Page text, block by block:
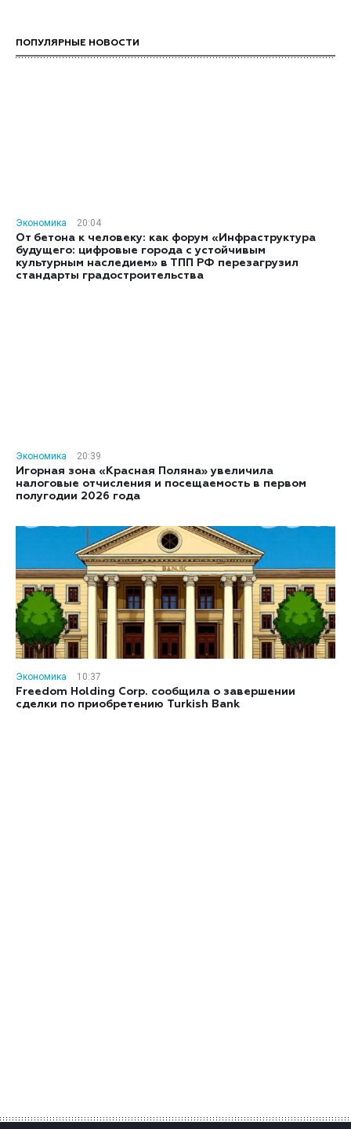
ПОПУЛЯРНЫЕ НОВОСТИ
Экономика
20:04
От бетона к человеку: как форум «Инфраструктура
будущего: цифровые города с устойчивым
культурным наследием» в ТПП РФ перезагрузил
стандарты градостроительства
Экономика
20:39
Игорная зона «Красная Поляна» увеличила
налоговые отчисления и посещаемость в первом
полугодии 2026 года
Экономика
10:37
Freedom Holding Corp. сообщила о завершении
сделки по приобретению Turkish Bank